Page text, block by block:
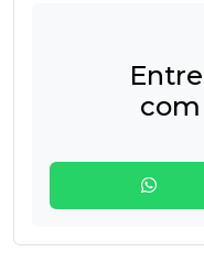
Lunático
Magnes